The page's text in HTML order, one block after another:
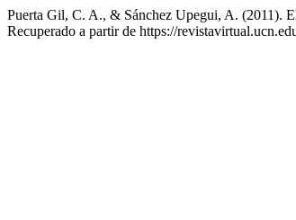
Puerta Gil, C. A., & Sánchez Upegui, A. (2011).
Recuperado a partir de https://